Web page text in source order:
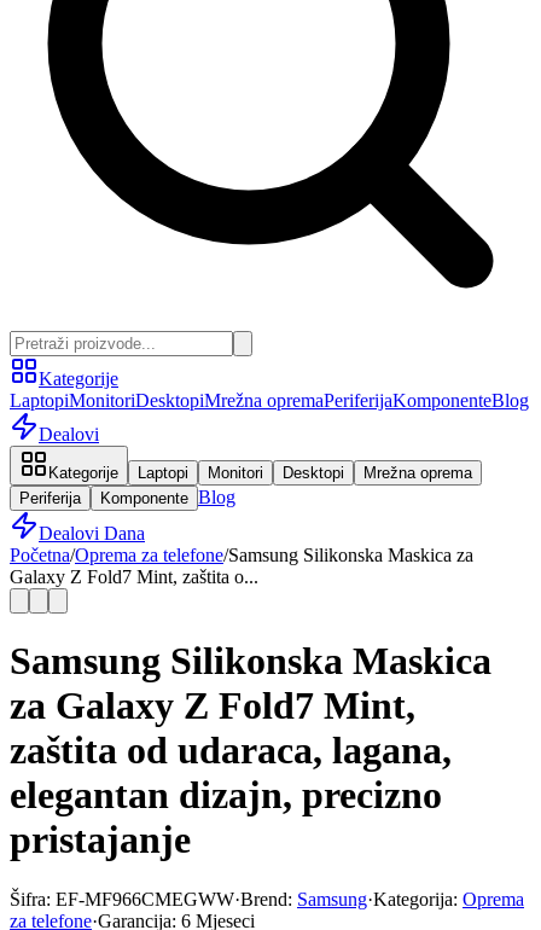
Kategorije
LaptopiMonitoriDesktopiMrežna opremaPeriferijaKomponenteBlog
Dealovi
Kategorije Laptopi Monitori Desktopi
Mrežna oprema
Periferija
Komponente Blog
Dealovi Dana
Početna/Oprema za telefone/Samsung Silikonska Maskica za
Galaxy Z Fold7 Mint, zaštita o...
Samsung Silikonska Maskica
za Galaxy Z Fold7 Mint,
zaštita od udaraca, lagana,
elegantan dizajn, precizno
pristajanje
Šifra: EF-MF966CMEGWW·Brend: Samsung·Kategorija: Oprema
za telefone·Garancija: 6 Mjeseci